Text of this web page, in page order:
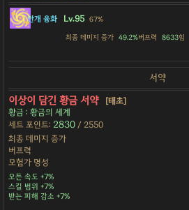
안개 융화 Lv.95 67%
최종 데미지 증가 49.2%버프력 8633힘
서약
이상이 담긴 황금 서약
[태초]
황금 : 황금의 세계
세트 포인트: 2830 / 2550
최종 데미지 증가
버프력
모험가 명성
모든 속도 +7%
스킬 범위 +7%
받는 피해 감소 +7%